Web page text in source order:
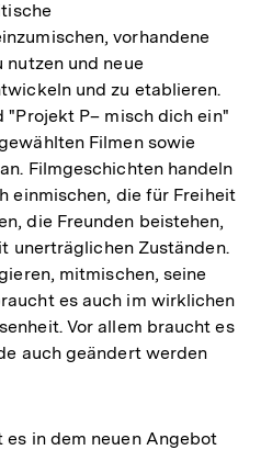
vorhandene
und neue
und zu etablieren.
P– misch dich ein"
Filmen sowie
Filmgeschichten handeln
einmischen, die für Freiheit
die Freunden beistehen,
unerträglichen Zuständen.
mitmischen, seine
es auch im wirklichen
Vor allem braucht es
auch geändert werden
es in dem neuen Angebot